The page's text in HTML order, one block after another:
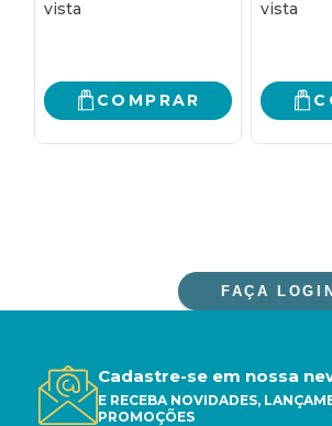
COMPRAR
FAÇA
Cadastre-se em nossa
E RECEBA NOVIDADES,
PROMOÇÕES